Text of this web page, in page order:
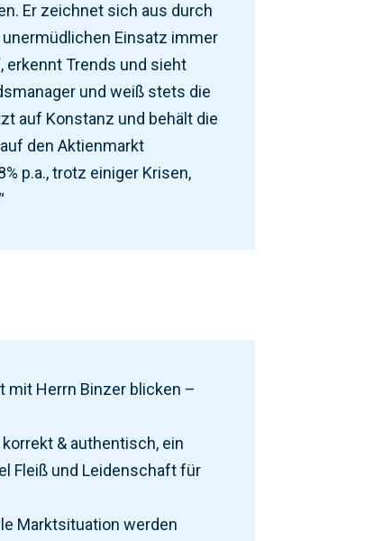
Er zeichnet sich aus durch
Einsatz immer
erkennt Trends und sieht
und weiß stets die
auf Konstanz und behält die
den Aktienmarkt
p.a., trotz einiger Krisen,
mit Herrn Binzer blicken –
& authentisch, ein
Fleiß und Leidenschaft für
Marktsituation werden